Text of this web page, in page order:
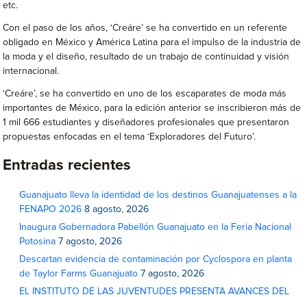
etc.
Con el paso de los años, ‘Creáre’ se ha convertido en un referente
obligado en México y América Latina para el impulso de la industria de
la moda y el diseño, resultado de un trabajo de continuidad y visión
internacional.
‘Creáre’, se ha convertido en uno de los escaparates de moda más
importantes de México, para la edición anterior se inscribieron más de
1 mil 666 estudiantes y diseñadores profesionales que presentaron
propuestas enfocadas en el tema ‘Exploradores del Futuro’.
Entradas recientes
Guanajuato lleva la identidad de los destinos Guanajuatenses a la
FENAPO 2026 8 agosto, 2026
Inaugura Gobernadora Pabellón Guanajuato en la Feria Nacional
Potosina 7 agosto, 2026
Descartan evidencia de contaminación por Cyclospora en planta
de Taylor Farms Guanajuato 7 agosto, 2026
EL INSTITUTO DE LAS JUVENTUDES PRESENTA AVANCES DEL